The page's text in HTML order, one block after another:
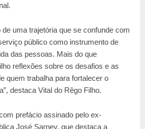
de uma trajetória que se confunde com
público como instrumento de
das pessoas. Mais do que
reflexões sobre os desafios e as
quem trabalha para fortalecer o
destaca Vital do Rêgo Filho.
prefácio assinado pelo ex-
José Sarney, que destaca a